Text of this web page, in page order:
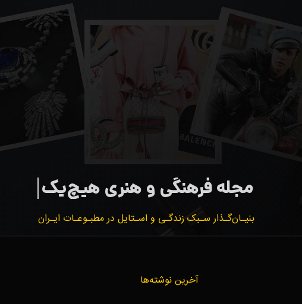
بنیـان‌گـذار سـبک زندگـی و اسـتایل در مطبـوعـات ایـران
آخرین نوشته‌ها